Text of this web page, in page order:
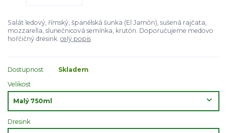
Salát ledový, římský, španělská šunka (El Jamón), sušená rajčata,
mozzarella, slunečnicová semínka, krutón. Doporučujeme medovo
hořčičný dresink. celý popis
Dostupnost
Skladem
Velikost
Dresink